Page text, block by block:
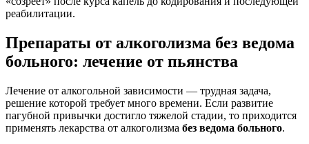
реабилитации.
Препараты от алкоголизма без ведома
больного: лечение от пьянства
Лечение от алкогольной зависимости — трудная задача,
решение которой требует много времени. Если развитие
пагубной привычки достигло тяжелой стадии, то приходится
применять лекарства от алкоголизма без ведома больного.